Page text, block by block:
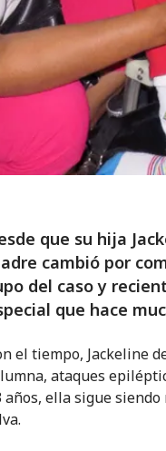
que su hija
cambió por
del caso y
que hace
el tiempo, Jackeline
ataques
años, ella sigue siendo